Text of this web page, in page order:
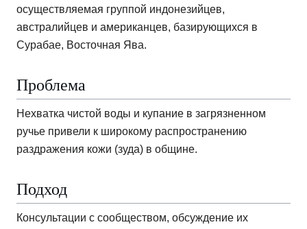
осуществляемая группой индонезийцев,
австралийцев и американцев, базирующихся в
Сурабае, Восточная Ява.
Проблема
Нехватка чистой воды и купание в загрязненном
ручье привели к широкому распространению
раздражения кожи (зуда) в общине.
Подход
Консультации с сообществом, обсуждение их